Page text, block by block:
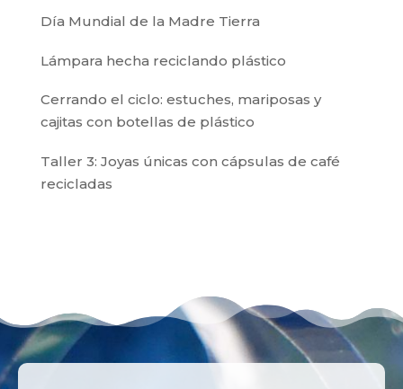
Día Mundial de la Madre Tierra
Lámpara hecha reciclando plástico
Cerrando el ciclo: estuches, mariposas y
cajitas con botellas de plástico
Taller 3: Joyas únicas con cápsulas de café
recicladas